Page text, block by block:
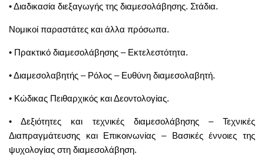
• Διαδικασία διεξαγωγής της διαμεσολάβησης. Στάδια.
Νομικοί παραστάτες και άλλα πρόσωπα.
• Πρακτικό διαμεσολάβησης – Εκτελεστότητα.
• Διαμεσολαβητής – Ρόλος – Ευθύνη διαμεσολαβητή.
• Κώδικας Πειθαρχικός και Δεοντολογίας.
• Δεξιότητες και τεχνικές διαμεσολάβησης – Τεχνικές
Διαπραγμάτευσης και Επικοινωνίας – Βασικές έννοιες της
ψυχολογίας στη διαμεσολάβηση.